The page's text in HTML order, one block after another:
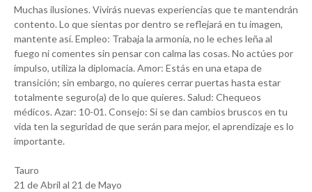
Muchas ilusiones. Vivirás nuevas experiencias que te mantendrán
contento. Lo que sientas por dentro se reflejará en tu imagen,
mantente así. Empleo: Trabaja la armonía, no le eches leña al
fuego ni comentes sin pensar con calma las cosas. No actúes por
impulso, utiliza la diplomacia. Amor: Estás en una etapa de
transición; sin embargo, no quieres cerrar puertas hasta estar
totalmente seguro(a) de lo que quieres. Salud: Chequeos
médicos. Azar: 10-01. Consejo: Si se dan cambios bruscos en tu
vida ten la seguridad de que serán para mejor, el aprendizaje es lo
importante.
Tauro
21 de Abril al 21 de Mayo